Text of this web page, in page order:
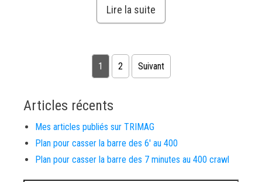
Lire la suite
Pagination des publications
1 2 Suivant
Articles récents
Mes articles publiés sur TRIMAG
Plan pour casser la barre des 6′ au 400
Plan pour casser la barre des 7 minutes au 400 crawl